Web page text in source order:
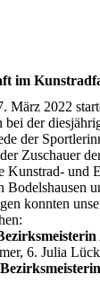
im
März 2022
der
der
Zuschauer
Kunstrad- und
Bodelshausen
konnten
6. Julia Lück